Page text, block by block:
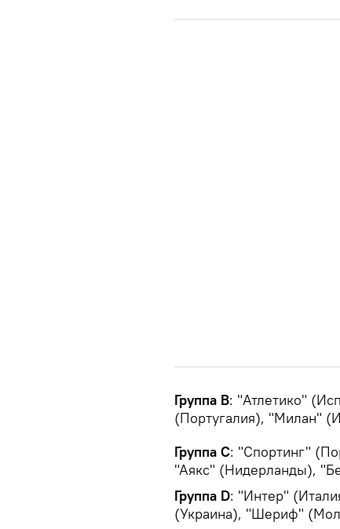
Группа B: "Атлетико"
(Португалия), "Милан"
Группа С: "Спортинг"
"Аякс" (Нидерланды),
Группа D: "Интер"
(Украина), "Шериф"